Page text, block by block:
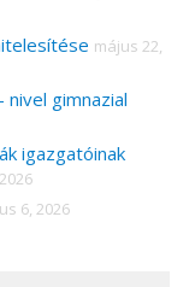
május 22,
nivel gimnazial
igazgatóinak
6, 2026